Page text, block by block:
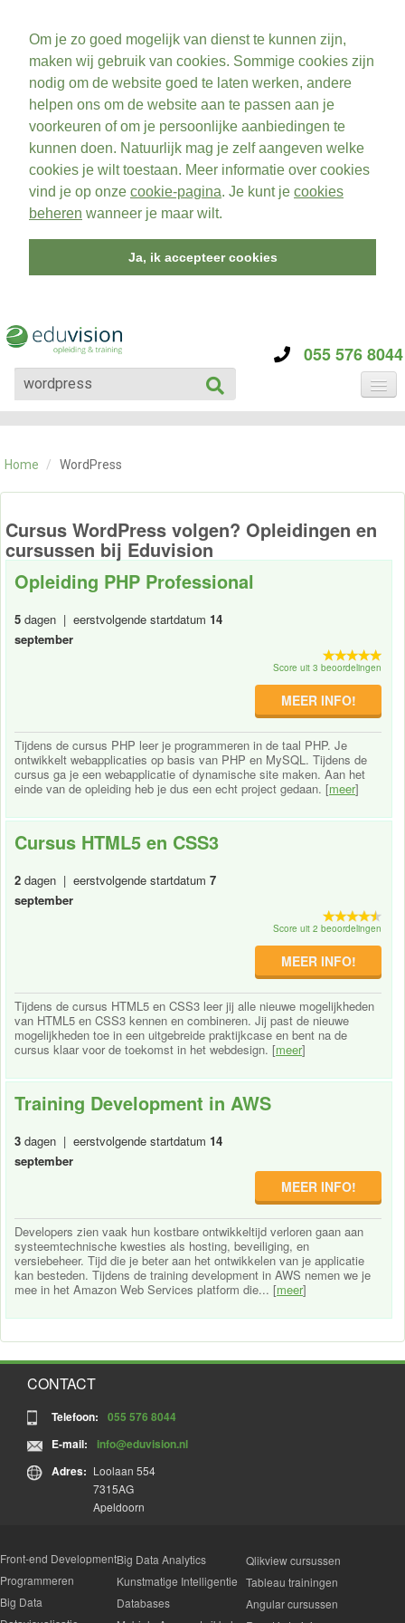
Om je zo goed mogelijk van dienst te kunnen zijn,
maken wij gebruik van cookies. Sommige cookies zijn
nodig om de website goed te laten werken, andere
helpen ons om de website aan te passen aan je
voorkeuren of om je persoonlijke aanbiedingen te
kunnen doen. Natuurlijk mag je zelf aangeven welke
cookies je wilt toestaan. Meer informatie over cookies
vind je op onze cookie-pagina. Je kunt je cookies
beheren wanneer je maar wilt.
Ja, ik accepteer cookies
055 576 8044
CATEGORIE
OVER ONS
CONTACT
Home / WordPress
Cursus WordPress volgen? Opleidingen en
cursussen bij Eduvision
Opleiding PHP Professional
5 dagen | eerstvolgende startdatum 14
september
Score uit 3 beoordelingen
MEER INFO!
Tijdens de cursus PHP leer je programmeren in de taal PHP. Je
ontwikkelt webapplicaties op basis van PHP en MySQL. Tijdens de
cursus ga je een webapplicatie of dynamische site maken. Aan het
einde van de opleiding heb je dus een echt project gedaan. [meer]
Cursus HTML5 en CSS3
2 dagen | eerstvolgende startdatum 7
september
Score uit 2 beoordelingen
MEER INFO!
Tijdens de cursus HTML5 en CSS3 leer jij alle nieuwe mogelijkheden
van HTML5 en CSS3 kennen en combineren. Jij past de nieuwe
mogelijkheden toe in een uitgebreide praktijkcase en bent na de
cursus klaar voor de toekomst in het webdesign. [meer]
Training Development in AWS
3 dagen | eerstvolgende startdatum 14
september
MEER INFO!
Developers zien vaak hun kostbare ontwikkeltijd verloren gaan aan
systeemtechnische kwesties als hosting, beveiliging, en
versiebeheer. Tijd die je beter aan het ontwikkelen van je applicatie
kan besteden. Tijdens de training development in AWS nemen we je
mee in het Amazon Web Services platform die... [meer]
CONTACT
Telefoon:
055 576 8044
E-mail:
info@eduvision.nl
Adres: Loolaan 554
7315AG
Apeldoorn
Front-end Development
Programmeren
Big Data
Big Data Analytics
Kunstmatige Intelligentie
Databases
Qlikview cursussen
Tableau trainingen
Angular cursussen